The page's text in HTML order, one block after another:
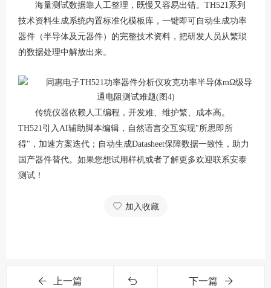
海量测试数据靠人工整理，既慢又容易出错。 TH521系列
技术资料生成系统内置标准化模板库，一键即可自动生成功率
器件（半导体及元器件）的完整技术资料，把研发人员从繁琐
的数据处理中解放出来。
传统仪器依赖人工编程，开发难、维护繁、成本高。
TH521引入AI辅助脚本编辑，自然语言交互实现"所思即所
得"，加速方案迭代；自动生成Datasheet保障数据一致性，助力
国产器件替代。 如果您想试用样机或者了解更多欢迎联系安泰
测试！
加入收藏
上一篇 下一篇